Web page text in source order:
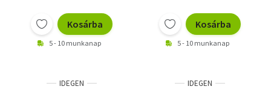
Kosárba
5 - 10 munkanap
Kosárba
5 - 10 munkanap
IDEGEN IDEGEN